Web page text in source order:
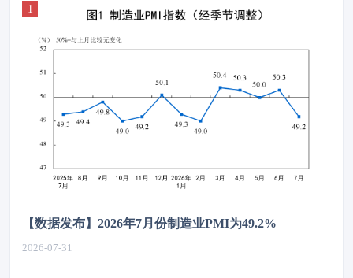
【数据发布】2026年7月份制造业PMI为49.2%
2026-07-31